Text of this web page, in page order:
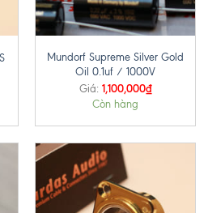
Mundorf Supreme Silver Gold
Oil 0.1uf / 1000V
Giá: 1,100,000₫
Còn hàng